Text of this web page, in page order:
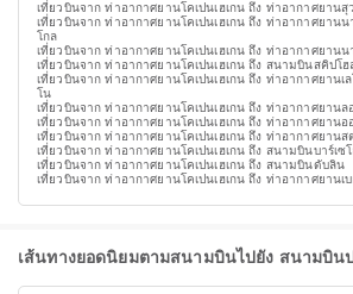
เที่ยวบินจาก ท่าอากาศยานโคเปนเฮเกน ถึง ท่าอากาศยาน
เที่ยวบินจาก ท่าอากาศยานโคเปนเฮเกน ถึง ท่าอากาศยาน
โกล
เที่ยวบินจาก ท่าอากาศยานโคเปนเฮเกน ถึง ท่าอากาศยาน
เที่ยวบินจาก ท่าอากาศยานโคเปนเฮเกน ถึง สนามบินสคิปโฮ
เที่ยวบินจาก ท่าอากาศยานโคเปนเฮเกน ถึง ท่าอากาศยาน
โน
เที่ยวบินจาก ท่าอากาศยานโคเปนเฮเกน ถึง ท่าอากาศยาน
เที่ยวบินจาก ท่าอากาศยานโคเปนเฮเกน ถึง ท่าอากาศยานอ
เที่ยวบินจาก ท่าอากาศยานโคเปนเฮเกน ถึง ท่าอากาศยาน
เที่ยวบินจาก ท่าอากาศยานโคเปนเฮเกน ถึง สนามบินบาร์เซ
เที่ยวบินจาก ท่าอากาศยานโคเปนเฮเกน ถึง สนามบินดับลิน
เที่ยวบินจาก ท่าอากาศยานโคเปนเฮเกน ถึง ท่าอากาศยานเ
เส้นทางยอดนิยมตามสนามบินไปยัง สนามบิน